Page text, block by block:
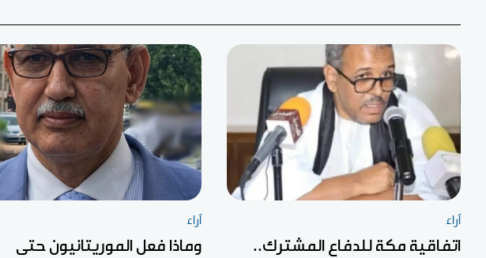
آراء
اتفاقية مكة للدفاع المشترك..
آراء
وماذا فعل الموريتانيون حتى